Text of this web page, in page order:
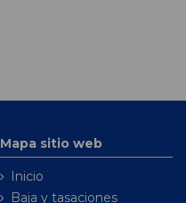
Mapa sitio web
Inicio
Baja y tasaciones